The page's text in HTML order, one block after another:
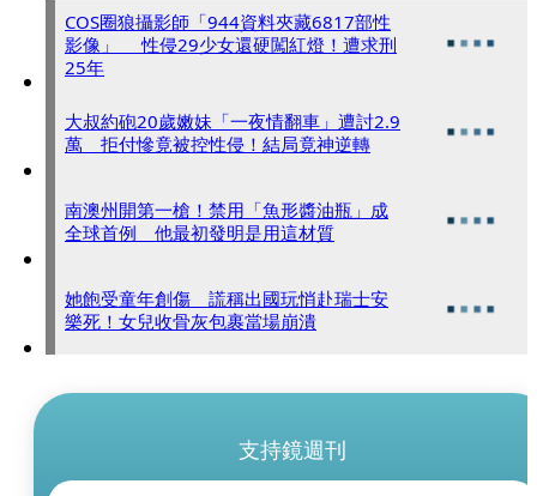
COS圈狼攝影師「944資料夾藏6817部性
影像」 性侵29少女還硬闖紅燈！遭求刑
25年
大叔約砲20歲嫩妹「一夜情翻車」遭討2.9
萬 拒付慘竟被控性侵！結局竟神逆轉
南澳州開第一槍！禁用「魚形醬油瓶」成
全球首例 他最初發明是用這材質
她飽受童年創傷 謊稱出國玩悄赴瑞士安
樂死！女兒收骨灰包裹當場崩潰
支持鏡週刊